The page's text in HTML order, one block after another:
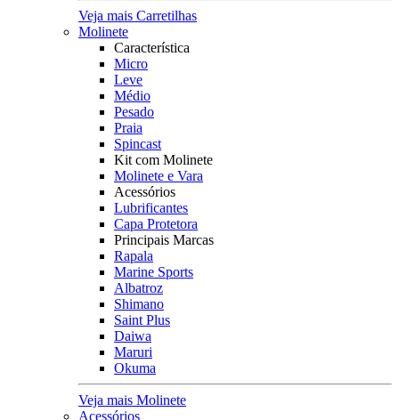
Veja mais Carretilhas
Molinete
Característica
Micro
Leve
Médio
Pesado
Praia
Spincast
Kit com Molinete
Molinete e Vara
Acessórios
Lubrificantes
Capa Protetora
Principais Marcas
Rapala
Marine Sports
Albatroz
Shimano
Saint Plus
Daiwa
Maruri
Okuma
Veja mais Molinete
Acessórios